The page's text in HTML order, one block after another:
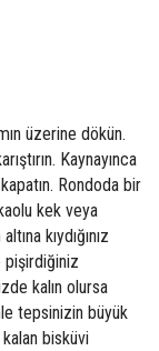
üzerine dökün.
Kaynayınca
Rondoda bir
kek veya
kıydığınız
pişirdiğiniz
kalın olursa
tepsinizin büyük
bisküvi